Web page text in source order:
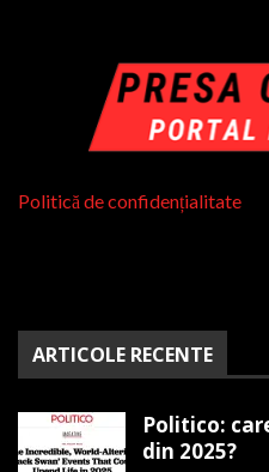
Politică de confidențialitate
ARTICOLE RECENTE
Politico:
din 2025?